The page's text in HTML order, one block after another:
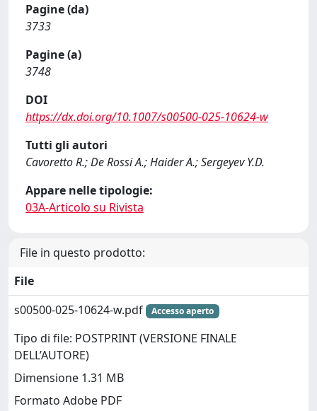
Pagine (da)
3733
Pagine (a)
3748
DOI
https://dx.doi.org/10.1007/s00500-025-10624-w
Tutti gli autori
Cavoretto R.; De Rossi A.; Haider A.; Sergeyev Y.D.
Appare nelle tipologie:
03A-Articolo su Rivista
File in questo prodotto:
File
s00500-025-10624-w.pdf
Accesso aperto
Tipo di file: POSTPRINT (VERSIONE FINALE
DELL’AUTORE)
Dimensione 1.31 MB
Formato Adobe PDF